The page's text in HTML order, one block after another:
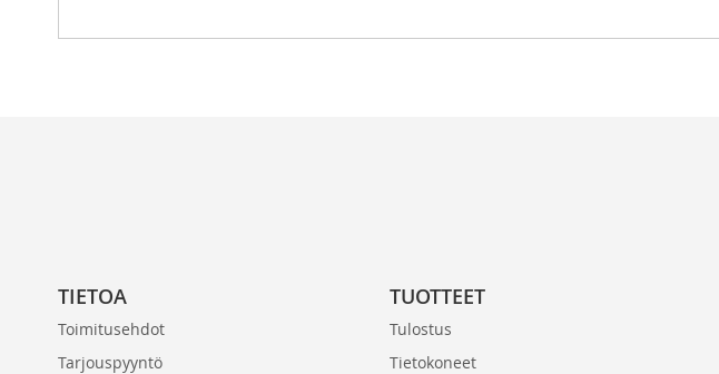
TIETOA
Toimitusehdot
Tarjouspyyntö
TUOTTEET
Tulostus
Tietokoneet